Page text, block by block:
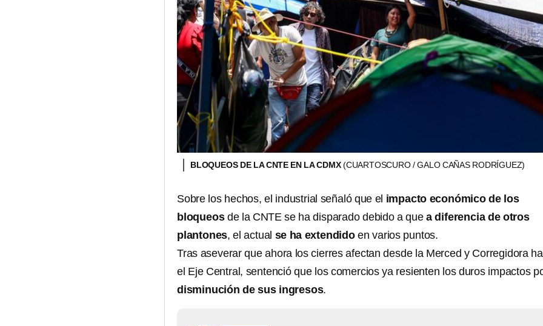
BLOQUEOS DE LA CNTE EN LA CDMX(CUARTOSCURO / GALO CAÑAS RODRÍGUEZ)
Sobre los hechos, el industrial señaló que el impacto económico de los
bloqueosde la CNTE se ha disparado debido a quea diferencia de otros
plantones, el actual se ha extendidoen varios puntos.
Tras aseverar que ahora los cierres afectan desde la Merced y Corregidora
el Eje Central, sentenció que los comercios ya resienten los duros impactos
disminución de sus ingresos.